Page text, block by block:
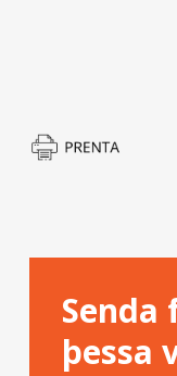
þessa